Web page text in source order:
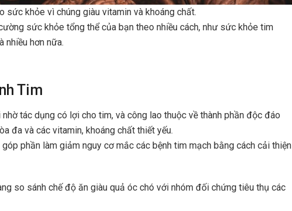
sức khỏe vì chúng giàu vitamin và khoáng chất.
sức khỏe tổng thể của bạn theo nhiều cách, như sức khỏe tim
nhiều hơn nữa.
Tim
tác dụng có lợi cho tim, và công lao thuộc về thành phần độc đáo
đa và các vitamin, khoáng chất thiết yếu.
phần làm giảm nguy cơ mắc các bệnh tim mạch bằng cách cải thiện
so sánh chế độ ăn giàu quả óc chó với nhóm đối chứng tiêu thụ các